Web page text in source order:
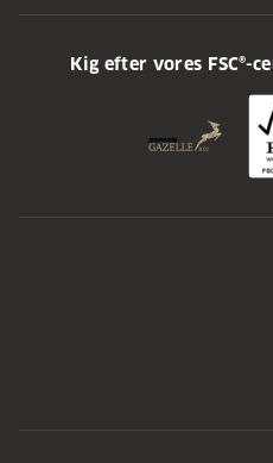
Kig efter vores FSC®-